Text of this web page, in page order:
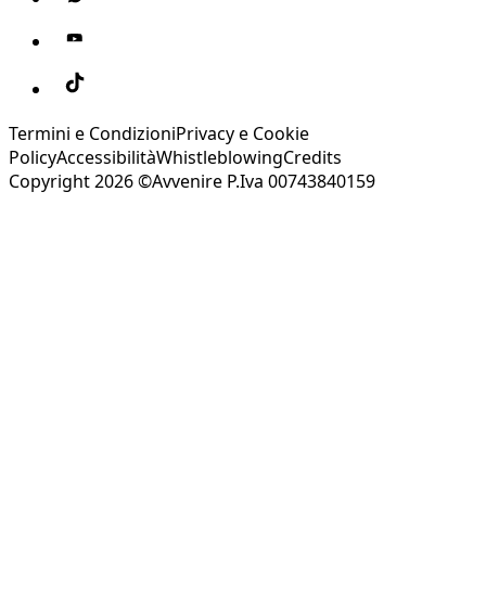
Termini e CondizioniPrivacy e Cookie
PolicyAccessibilitàWhistleblowingCredits
Copyright 2026 ©Avvenire P.Iva 00743840159